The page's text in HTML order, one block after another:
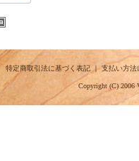
特定商取引法に基づく表記｜支払い方法
Copyright (C) 2006